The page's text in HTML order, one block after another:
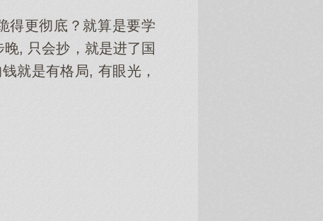
得更彻底？就算是要学
, 只会抄，就是进了国
就是有格局, 有眼光，